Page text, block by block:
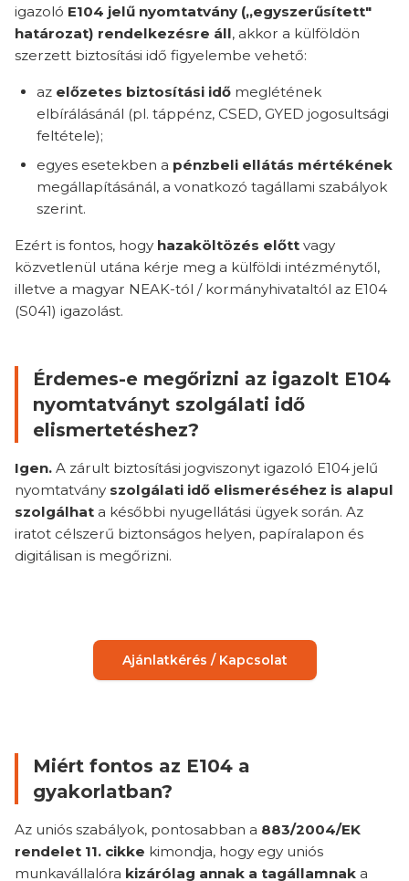
igazoló E104 jelű nyomtatvány („egyszerűsített"
határozat) rendelkezésre áll, akkor a külföldön
szerzett biztosítási idő figyelembe vehető:
az előzetes biztosítási idő meglétének
elbírálásánál (pl. táppénz, CSED, GYED jogosultsági
feltétele);
egyes esetekben a pénzbeli ellátás mértékének
megállapításánál, a vonatkozó tagállami szabályok
szerint.
Ezért is fontos, hogy hazaköltözés előtt vagy
közvetlenül utána kérje meg a külföldi intézménytől,
illetve a magyar NEAK-tól / kormányhivataltól az E104
(S041) igazolást.
Érdemes-e megőrizni az igazolt E104
nyomtatványt szolgálati idő
elismertetéshez?
Igen. A zárult biztosítási jogviszonyt igazoló E104 jelű
nyomtatvány szolgálati idő elismeréséhez is alapul
szolgálhat a későbbi nyugellátási ügyek során. Az
iratot célszerű biztonságos helyen, papíralapon és
digitálisan is megőrizni.
Ajánlatkérés / Kapcsolat
Miért fontos az E104 a
gyakorlatban?
Az uniós szabályok, pontosabban a 883/2004/EK
rendelet 11. cikke kimondja, hogy egy uniós
munkavállalóra kizárólag annak a tagállamnak a